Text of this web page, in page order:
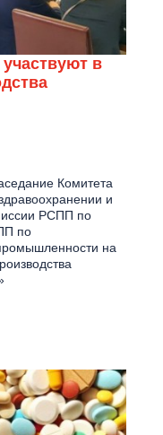
в
Комитета
и
РСПП по
по
на